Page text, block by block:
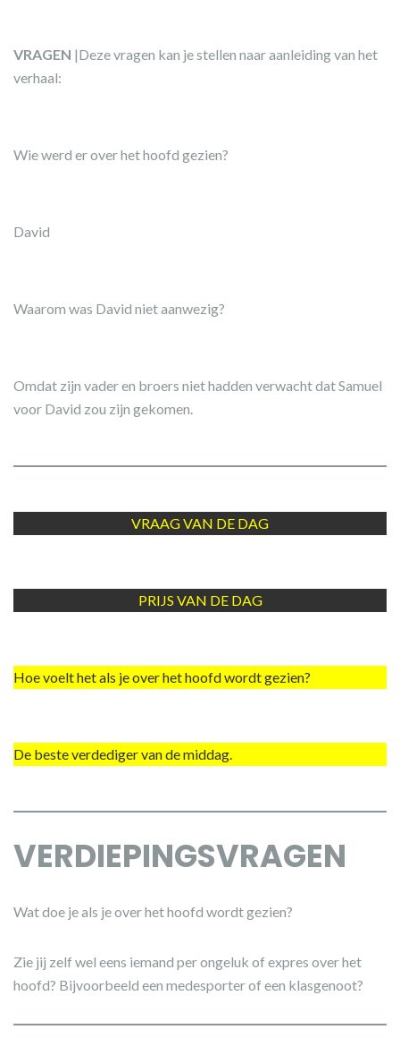
VRAGEN |Deze vragen kan je stellen naar aanleiding van het
verhaal:
Wie werd er over het hoofd gezien?
David
Waarom was David niet aanwezig?
Omdat zijn vader en broers niet hadden verwacht dat Samuel
voor David zou zijn gekomen.
VRAAG VAN DE DAG
PRIJS VAN DE DAG
Hoe voelt het als je over het hoofd wordt gezien?
De beste verdediger van de middag.
VERDIEPINGSVRAGEN
Wat doe je als je over het hoofd wordt gezien?
Zie jij zelf wel eens iemand per ongeluk of expres over het
hoofd? Bijvoorbeeld een medesporter of een klasgenoot?